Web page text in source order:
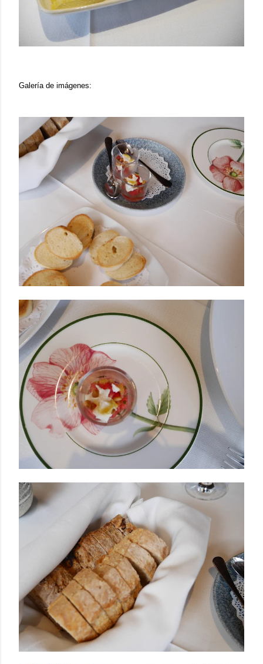
Galería de imágenes: